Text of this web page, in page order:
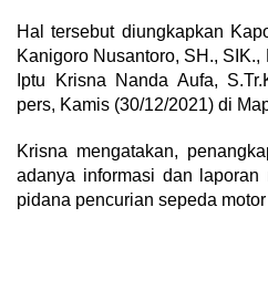
Hal tersebut diungkapkan
Kanigoro Nusantoro, SH.,
Iptu Krisna Nanda Aufa,
pers, Kamis (30/12/2021) di
Krisna mengatakan,
adanya informasi dan laporan
pidana pencurian sepeda